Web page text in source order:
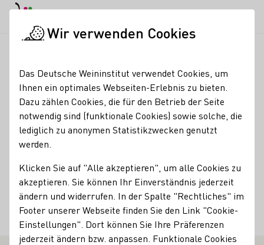
Schlenderweinprobe
Registrierung erforderlich
schlendern Sie gemeinsam mit Alex entlang der weniger
bekannten Weinberges und Elbdörfer und genießen Sie
auch dabei den ein oder anderen besonderen Tropfen
43,00
Kulinarik Natur Wissen / Seminare
Wir verwenden Cookies
Das Deutsche Weininstitut verwendet Cookies, um
Ihnen ein optimales Webseiten-Erlebnis zu bieten.
Dazu zählen Cookies, die für den Betrieb der Seite
notwendig sind (funktionale Cookies) sowie solche, die
lediglich zu anonymen Statistikzwecken genutzt
werden.
Klicken Sie auf "Alle akzeptieren", um alle Cookies zu
akzeptieren. Sie können Ihr Einverständnis jederzeit
ändern und widerrufen. In der Spalte "Rechtliches" im
Footer unserer Webseite finden Sie den Link "Cookie-
Einstellungen". Dort können Sie Ihre Präferenzen
jederzeit ändern bzw. anpassen. Funktionale Cookies